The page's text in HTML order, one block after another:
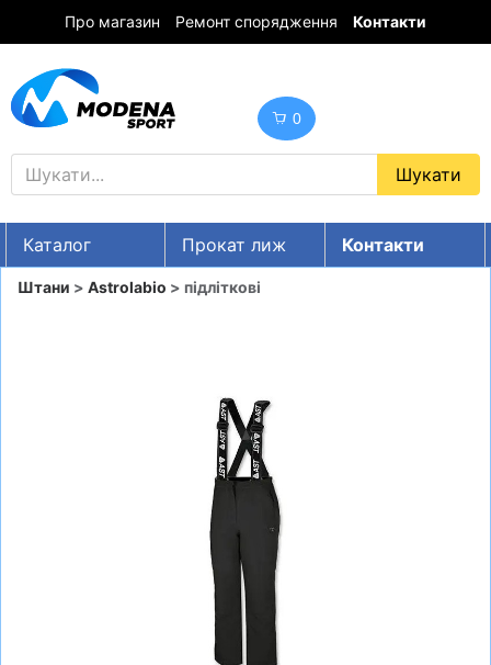
Про магазин Ремонт спорядження Контакти
0
Каталог Прокат лиж
Контакти
UA RU EN
ШОЛОМИ, ЗАХИСТ, ОКУЛЯРИ
Штани > Astrolabio > підліткові